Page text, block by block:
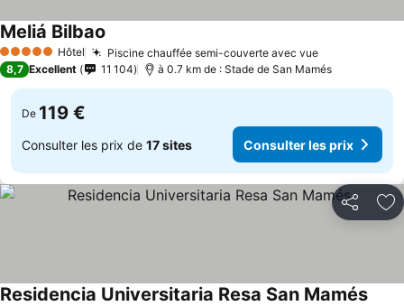
5 Étoiles Hôtel Piscine chauffée semi-couverte avec vue
Meliá Bilbao
8,7 Excellent 11 104 à 0.7 km de : Stade de San Mamés
De 119 €
Consulter les prix de 17 sites Consulter les prix
Partager
Residencia Universitaria Resa San Mamés